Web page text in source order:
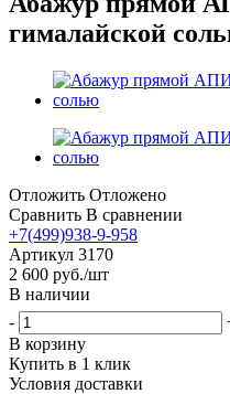
гималайской
Отложить Отложено
Сравнить В сравнении
+7(499)938-9-958
Артикул 3170
2 600 руб./шт
В наличии
-
В корзину
Купить в 1 клик
Условия доставки